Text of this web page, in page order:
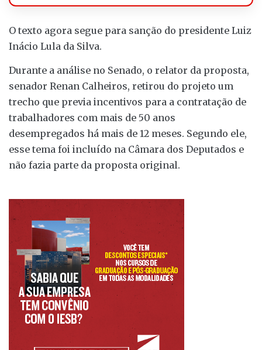
O texto agora segue para sanção do presidente Luiz
Inácio Lula da Silva.
Durante a análise no Senado, o relator da proposta,
senador Renan Calheiros, retirou do projeto um
trecho que previa incentivos para a contratação de
trabalhadores com mais de 50 anos
desempregados há mais de 12 meses. Segundo ele,
esse tema foi incluído na Câmara dos Deputados e
não fazia parte da proposta original.